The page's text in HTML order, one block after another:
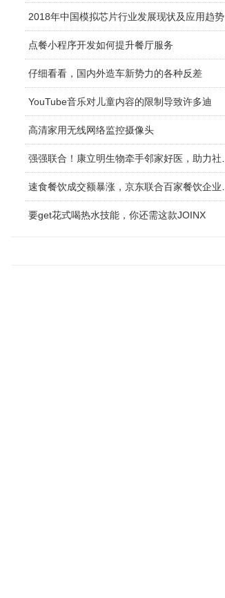
2018年中国模拟芯片行业发展现状及应用趋势
点餐小程序开发如何提升餐厅服务
仔细看看，国内外造车新势力的各种反差
YouTube音乐对儿童内容的限制导致许多迪
高清家用无线网络监控摄像头
要get花式喝热水技能，你还需这款JOINX